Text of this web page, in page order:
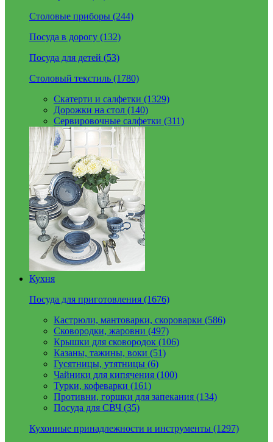
Столовые приборы (244)
Посуда в дорогу (132)
Посуда для детей (53)
Столовый текстиль (1780)
Скатерти и салфетки (1329)
Дорожки на стол (140)
Сервировочные салфетки (311)
Кухня
Посуда для приготовления (1676)
Кастрюли, мантоварки, скороварки (586)
Сковородки, жаровни (497)
Крышки для сковородок (106)
Казаны, тажины, воки (51)
Гусятницы, утятницы (6)
Чайники для кипячения (100)
Турки, кофеварки (161)
Противни, горшки для запекания (134)
Посуда для СВЧ (35)
Кухонные принадлежности и инструменты (1297)